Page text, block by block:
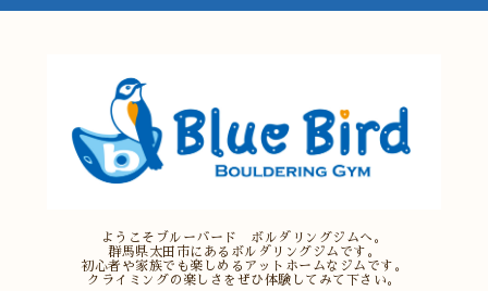
ようこそブルーバード ボルダリングジムへ。
群馬県太田市にあるボルダリングジムです。
初心者や家族でも楽しめるアットホームなジムです。
クライミングの楽しさをぜひ体験してみて下さい。